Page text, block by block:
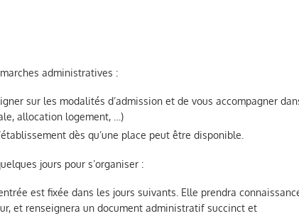
administratives :
sur les modalités d’admission et de vous accompagner
allocation logement, …)
dès qu’une place peut être disponible.
jours pour s’organiser :
est fixée dans les jours suivants. Elle prendra
et renseignera un document administratif succinct et